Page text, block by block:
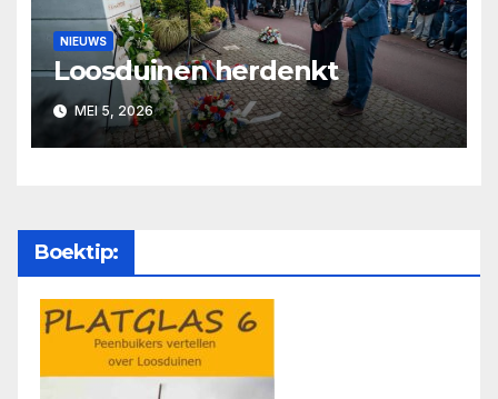
NIEUWS
Loosduinen herdenkt
MEI 5, 2026
Boektip: